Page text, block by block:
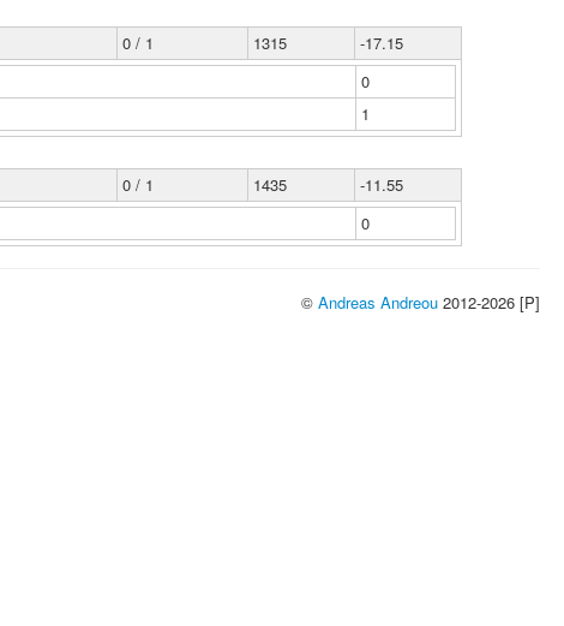
0 / 1 1315
-17.15
0
1
0 / 1 1435
-11.55
0
© Andreas Andreou 2012-2026 [P]